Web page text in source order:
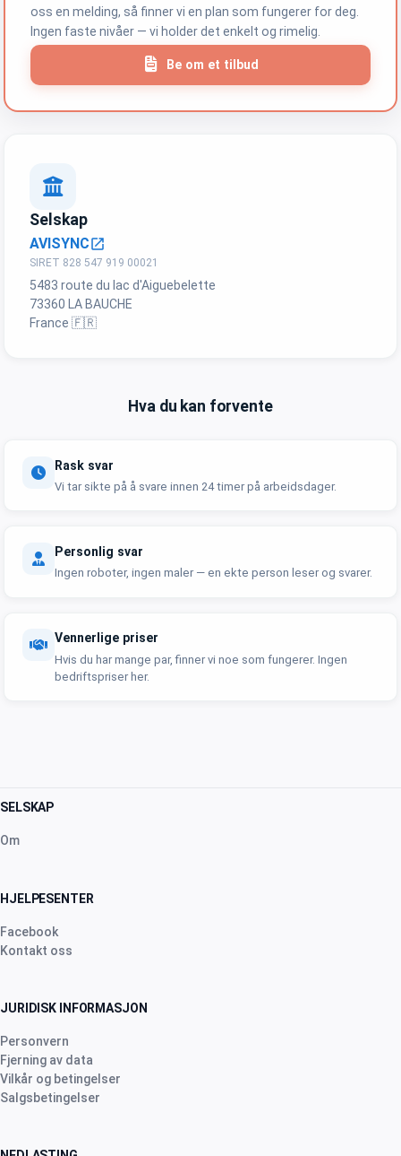
oss en melding, så finner vi en plan som fungerer for deg.
Ingen faste nivåer — vi holder det enkelt og rimelig.
Be om et tilbud
Selskap
AVISYNCopen_in_new
SIRET 828 547 919 00021
5483 route du lac d'Aiguebelette
73360 LA BAUCHE
France 🇫🇷
Hva du kan forvente
Rask svar
Vi tar sikte på å svare innen 24 timer på arbeidsdager.
Personlig svar
Ingen roboter, ingen maler — en ekte person leser og svarer.
Vennerlige priser
Hvis du har mange par, finner vi noe som fungerer. Ingen
bedriftspriser her.
SELSKAP
Om
HJELPESENTER
Facebook
Kontakt oss
JURIDISK INFORMASJON
Personvern
Fjerning av data
Vilkår og betingelser
Salgsbetingelser